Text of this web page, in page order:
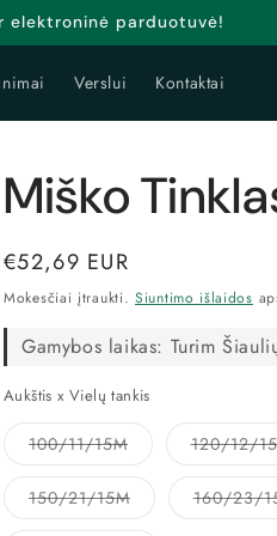
elektroninė parduotuvė!
Verslui Kontaktai
Miško
Įprasta
kaina
€52,69 EUR
Mokesčiai įtraukti. Siuntimo išlaidos
Gamybos laikas: Turim
Aukštis x Vielų tankis
100/11/15MPrekė
jos
neturime
120/12/
150/21/15MPrekė 160/23/